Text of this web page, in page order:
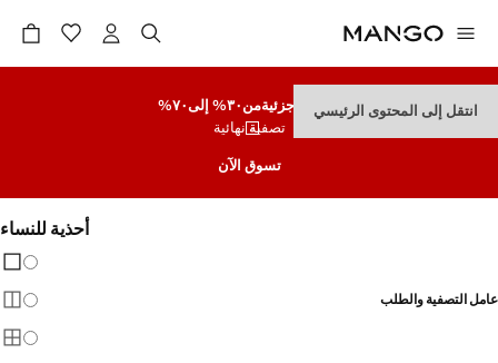
انتقل إلى المحتوى الرئيسيتنزيلات جزئيةمن٣٠% إلى٧٠%
تصفية نهائية
تسوق الآن
أحذية للنساء
عامل التصفية والطلب